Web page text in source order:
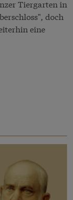
Tiergarten in
doch
eine